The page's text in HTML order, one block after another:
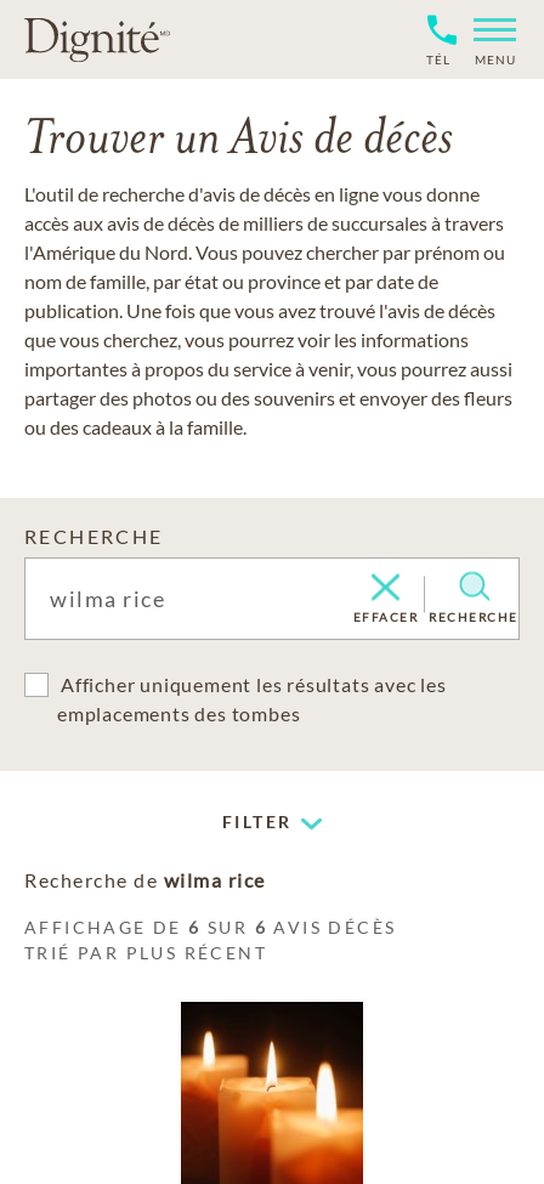
TÉL MENU
Trouver un Avis de décès
L'outil de recherche d'avis de décès en ligne vous donne
accès aux avis de décès de milliers de succursales à travers
l'Amérique du Nord. Vous pouvez chercher par prénom ou
nom de famille, par état ou province et par date de
publication. Une fois que vous avez trouvé l'avis de décès
que vous cherchez, vous pourrez voir les informations
importantes à propos du service à venir, vous pourrez aussi
partager des photos ou des souvenirs et envoyer des fleurs
ou des cadeaux à la famille.
RECHERCHE
EFFACER RECHERCHE
Afficher uniquement les résultats avec les
emplacements des tombes
FILTER
Recherche de wilma rice
AFFICHAGE DE6 SUR 6 AVIS DÉCÈS
TRIÉ PAR PLUS RÉCENT